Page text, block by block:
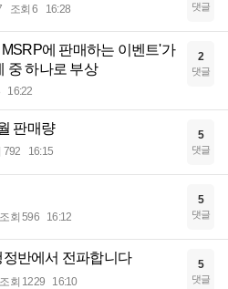
조회 6 16:28 댓글
에 판매하는 이벤트'가
중 하나로 부상
16:22
2
댓글
판매량
792 16:15
5
댓글
조회 596 16:12
5
댓글
정반에서 전파합니다
조회 1229 16:10
5
댓글